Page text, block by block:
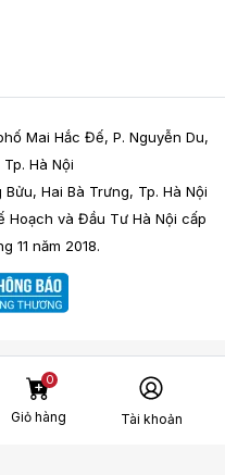
Mai Hắc Đế, P. Nguyễn Du,
Hà Nội
Hai Bà Trưng, Tp. Hà Nội
Hoạch và Đầu Tư Hà Nội cấp
11 năm 2018.
Giỏ hàng
0
Tài khoản